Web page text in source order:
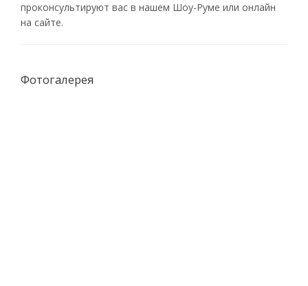
проконсультируют вас в нашем Шоу-Руме или онлайн
на сайте.
Фотогалерея